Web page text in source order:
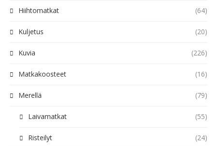
Hiihtomatkat (64)
Kuljetus (20)
Kuvia (226)
Matkakoosteet (16)
Merellä (79)
Laivamatkat (55)
Risteilyt (24)